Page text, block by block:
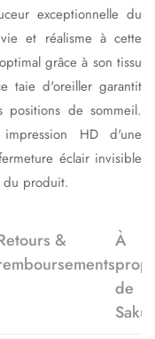
exceptionnelle du
et réalisme à cette
grâce à son tissu
taie d'oreiller garantit
positions de sommeil.
HD d'une
éclair invisible
du produit.
&
À
de